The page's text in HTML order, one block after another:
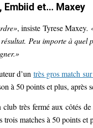
Embiid et… Maxey
, insiste Tyrese Maxey.
Peu importe à quel
d’un très gros match
à 50 points et plus,
club très fermé aux côtés
matches à 50 points et